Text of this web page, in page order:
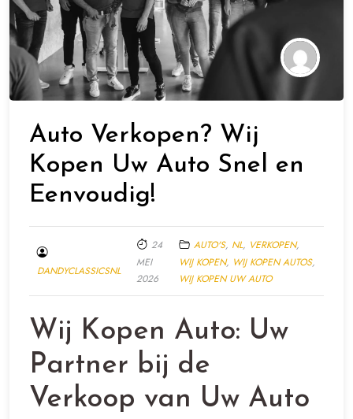
Auto Verkopen? Wij
Kopen Uw Auto Snel en
Eenvoudig!
DANDYCLASSICSNL
24
MEI
2026
AUTO'S, NL, VERKOPEN,
WIJ KOPEN, WIJ KOPEN AUTOS,
WIJ KOPEN UW AUTO
Wij Kopen Auto: Uw
Partner bij de
Verkoop van Uw Auto